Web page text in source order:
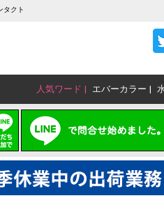
タクト
人気ワード エバーカラー